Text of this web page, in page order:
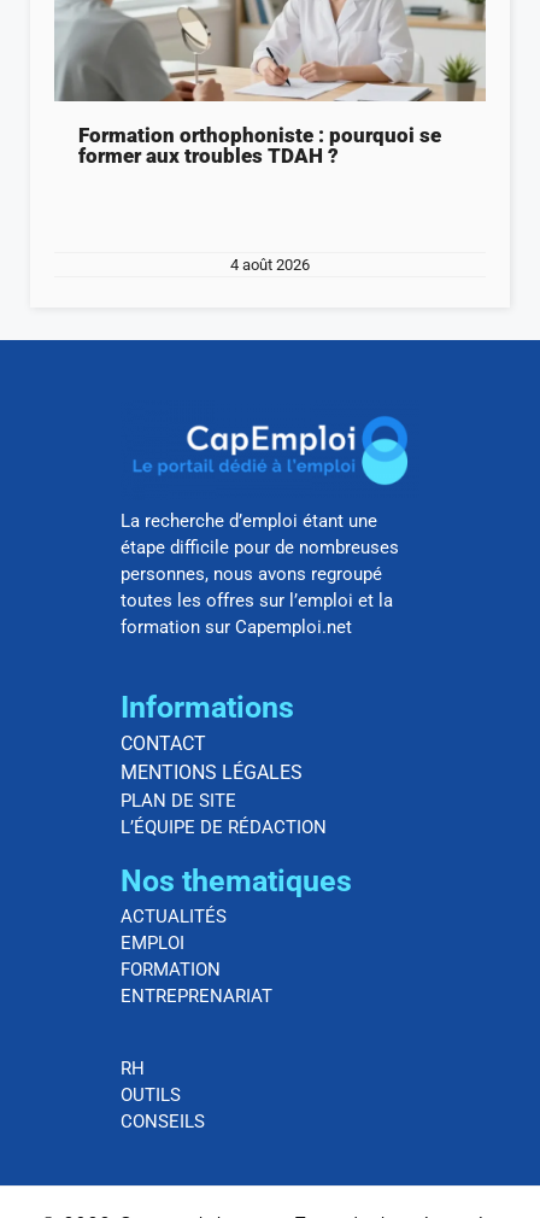
Formation orthophoniste : pourquoi se
former aux troubles TDAH ?
4 août 2026
La recherche d’emploi étant une
étape difficile pour de nombreuses
personnes, nous avons regroupé
toutes les offres sur l’emploi et la
formation sur Capemploi.net
Informations
CONTACT
MENTIONS LÉGALES
PLAN DE SITE
L’ÉQUIPE DE RÉDACTION
Nos thematiques
ACTUALITÉS
EMPLOI
FORMATION
ENTREPRENARIAT
RH
OUTILS
CONSEILS